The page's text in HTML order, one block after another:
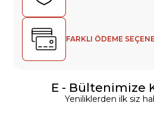
FARKLI ÖDEME
E - Bültenimize
Yeniliklerden ilk siz